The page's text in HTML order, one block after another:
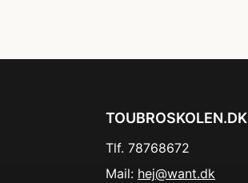
TOUBROSKOLEN.DK
Tlf. 78768672
Mail: hej@want.dk